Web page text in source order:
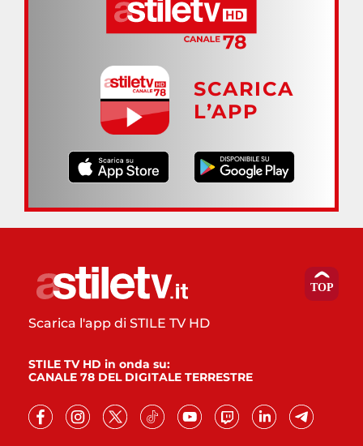
SCARICA
L’APP
Scarica l'app di STILE TV HD
STILE TV HD in onda su:
CANALE 78 DEL DIGITALE TERRESTRE